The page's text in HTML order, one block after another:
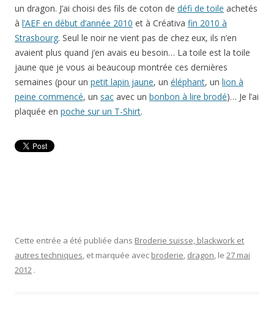
un dragon. J’ai choisi des fils de coton de défi de toile achetés
à l’AEF en début d’année 2010 et à Créativa fin 2010 à
Strasbourg. Seul le noir ne vient pas de chez eux, ils n’en
avaient plus quand j’en avais eu besoin… La toile est la toile
jaune que je vous ai beaucoup montrée ces dernières
semaines (pour un petit lapin jaune, un éléphant, un lion à
peine commencé, un sac avec un bonbon à lire brodé)… Je l’ai
plaquée en poche sur un T-Shirt.
Cette entrée a été publiée dans Broderie suisse, blackwork et
autres techniques, et marquée avec broderie, dragon, le 27 mai
2012 .